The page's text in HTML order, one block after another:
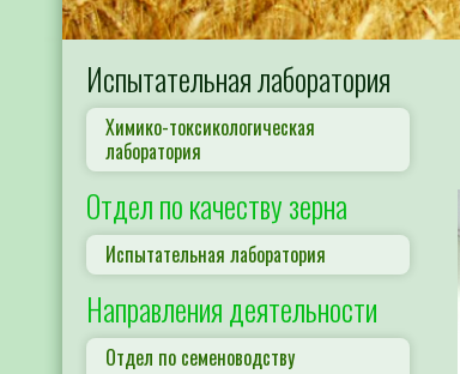
Испытательная лаборатория
Химико-токсикологическая
лаборатория
Отдел по качеству зерна
Испытательная лаборатория
Направления деятельности
Отдел по семеноводству